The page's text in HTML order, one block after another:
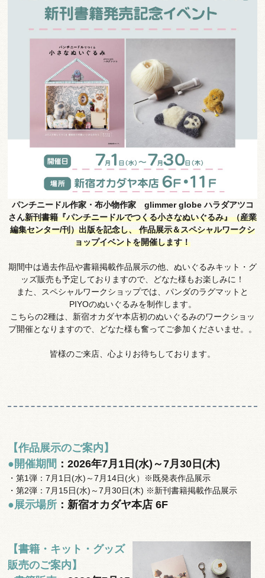
パンチニードル作家・布小物作家 glimmer globe ハラダアツコ
さん新刊書籍『パンチニードルでつくる小さなぬいぐるみ』（産業
編集センター/刊）出版を記念し、作品展示＆スペシャルワークシ
ョップイベントを開催します！
期間中は過去作品や書籍掲載作品展示の他、ぬいぐるみキット・グ
ッズ販売も予定しておりますので、どなた様もお楽しみに！
また、スペシャルワークショップでは、パンダのラグマットと
PIYOのぬいぐるみを制作します。
こちらの2種は、新宿オカダヤ本店初のぬいぐるみのワークショッ
プ開催となりますので、どなた様も奮ってご参加くださいませ。。
皆様のご来店、心よりお待ちしております。
【作品展示のご案内】
●開催期間 ：2026年7月1日(水)～7月30日(木)
・第1弾：7月1日(水)～7月14日(火）※既発表作品展示
・第2弾：7月15日(水)～7月30日(木) ※新刊書籍掲載作品展示
●展示場所 ：新宿オカダヤ本店 6F
【書籍・キット・グッズ
販売のご案内】